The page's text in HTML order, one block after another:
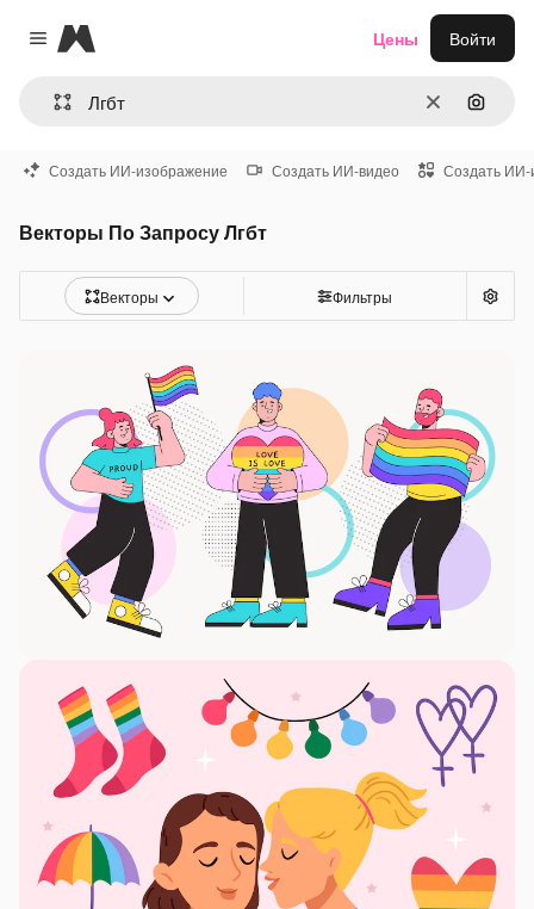
Close menu
Magnific
ОчиститьПоиск
Цены Войти
Создать ИИ-изображение Создать ИИ-видео Создать ИИ-
Векторы По Запросу Лгбт
Векторы Фильтры